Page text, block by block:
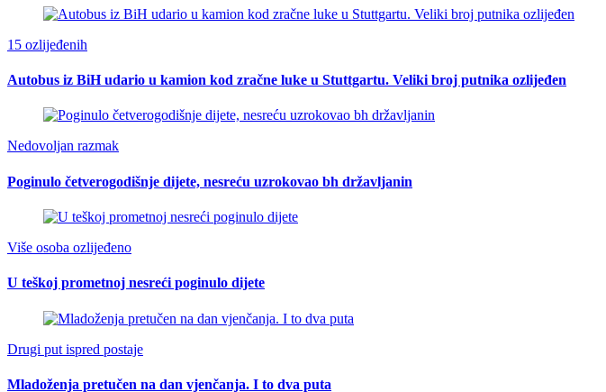
15 ozlijeđenih
Autobus iz BiH udario u kamion kod zračne luke u Stuttgartu. Veliki broj putnika ozlijeđen
Nedovoljan razmak
Poginulo četverogodišnje dijete, nesreću uzrokovao bh državljanin
Više osoba ozlijeđeno
U teškoj prometnoj nesreći poginulo dijete
Drugi put ispred postaje
Mladoženja pretučen na dan vjenčanja. I to dva puta